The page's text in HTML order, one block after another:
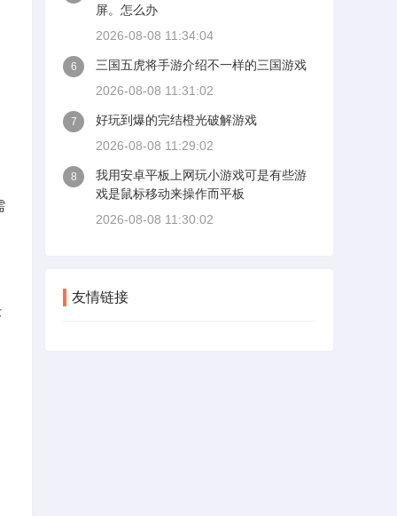
屏。怎么办
2026-08-08 11:34:04
6
三国五虎将手游介绍不一样的三国游戏
2026-08-08 11:31:02
7
好玩到爆的完结橙光破解游戏
2026-08-08 11:29:02
8
我用安卓平板上网玩小游戏可是有些游
戏是鼠标移动来操作而平板
2026-08-08 11:30:02
友情链接